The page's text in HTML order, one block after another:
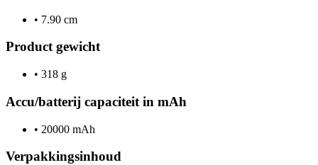
• 7.90 cm
Product gewicht
• 318 g
Accu/batterij capaciteit in mAh
• 20000 mAh
Verpakkingsinhoud